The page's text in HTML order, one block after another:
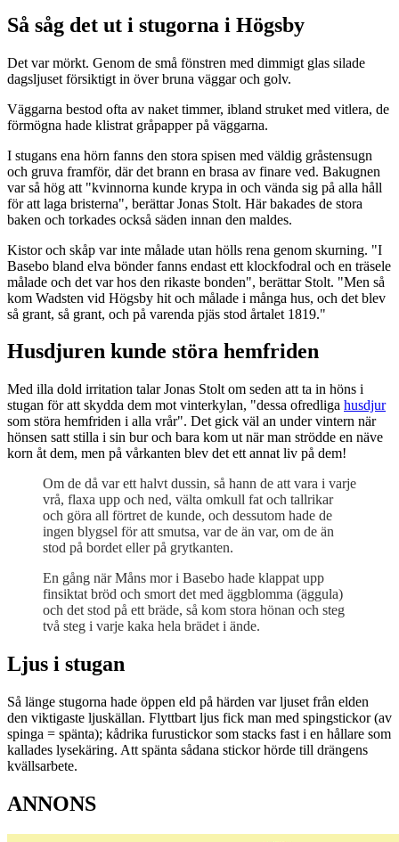
Så såg det ut i stugorna i Högsby
Det var mörkt. Genom de små fönstren med dimmigt glas silade
dagsljuset försiktigt in över bruna väggar och golv.
Väggarna bestod ofta av naket timmer, ibland struket med vitlera, de
förmögna hade klistrat gråpapper på väggarna.
I stugans ena hörn fanns den stora spisen med väldig gråstensugn
och gruva framför, där det brann en brasa av finare ved. Bakugnen
var så hög att "kvinnorna kunde krypa in och vända sig på alla håll
för att laga bristerna", berättar Jonas Stolt. Här bakades de stora
baken och torkades också säden innan den maldes.
Kistor och skåp var inte målade utan hölls rena genom skurning. "I
Basebo bland elva bönder fanns endast ett klockfodral och en träsele
målade och det var hos den rikaste bonden", berättar Stolt. "Men så
kom Wadsten vid Högsby hit och målade i många hus, och det blev
så grant, så grant, och på varenda pjäs stod årtalet 1819."
Husdjuren kunde störa hemfriden
Med illa dold irritation talar Jonas Stolt om seden att ta in höns i
stugan för att skydda dem mot vinterkylan, "dessa ofredliga husdjur
som störa hemfriden i alla vrår". Det gick väl an under vintern när
hönsen satt stilla i sin bur och bara kom ut när man strödde en näve
korn åt dem, men på vårkanten blev det ett annat liv på dem!
Om de då var ett halvt dussin, så hann de att vara i varje
vrå, flaxa upp och ned, välta omkull fat och tallrikar
och göra all förtret de kunde, och dessutom hade de
ingen blygsel för att smutsa, var de än var, om de än
stod på bordet eller på grytkanten.
En gång när Måns mor i Basebo hade klappat upp
finsiktat bröd och smort det med äggblomma (äggula)
och det stod på ett bräde, så kom stora hönan och steg
två steg i varje kaka hela brädet i ände.
Ljus i stugan
Så länge stugorna hade öppen eld på härden var ljuset från elden
den viktigaste ljuskällan. Flyttbart ljus fick man med spingstickor (av
spinga = spänta); kådrika furustickor som stacks fast i en hållare som
kallades lysekäring. Att spänta sådana stickor hörde till drängens
kvällsarbete.
ANNONS